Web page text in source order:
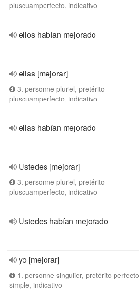
pluscuamperfecto, indicativo
ellos habían mejorado
ellas [mejorar]
3. personne pluriel, pretérito
pluscuamperfecto, indicativo
ellas habían mejorado
Ustedes [mejorar]
3. personne pluriel, pretérito
pluscuamperfecto, indicativo
Ustedes habían mejorado
yo [mejorar]
1. personne singulier, pretérito perfecto
simple, indicativo